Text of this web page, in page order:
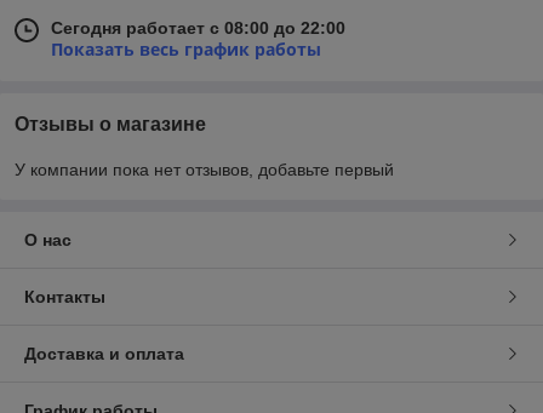
Сегодня работает с 08:00 до 22:00
Показать весь график работы
Отзывы о магазине
У компании пока нет отзывов, добавьте первый
О нас
Контакты
Доставка и оплата